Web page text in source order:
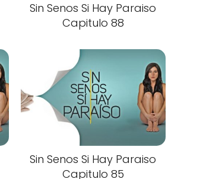
Sin Senos Si Hay Paraiso
Capitulo 88
Sin Senos Si Hay Paraiso
Capitulo 85